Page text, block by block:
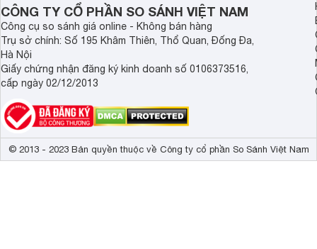
CÔNG TY CỔ PHẦN SO SÁNH VIỆT NAM
Công cụ so sánh giá online - Không bán hàng
Trụ sở chính: Số 195 Khâm Thiên, Thổ Quan, Đống Đa,
Hà Nội
Giấy chứng nhận đăng ký kinh doanh số 0106373516,
cấp ngày 02/12/2013
© 2013 - 2023 Bản quyền thuộc về Công ty cổ phần So Sánh Việt Nam